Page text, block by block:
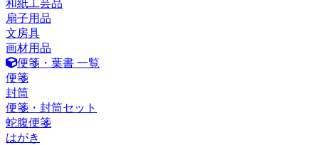
和紙工芸品
扇子用品
文房具
画材用品
便箋・葉書 一覧
便箋
封筒
便箋・封筒セット
蛇腹便箋
はがき